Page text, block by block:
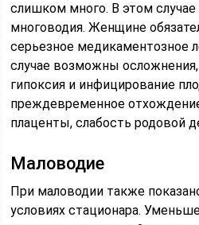
слишком много. В этом случае
многоводия. Женщине
серьезное медикаментозное
случае возможны
гипоксия и инфицирование
преждевременное
плаценты, слабость родовой
Маловодие
При маловодии также
условиях стационара.